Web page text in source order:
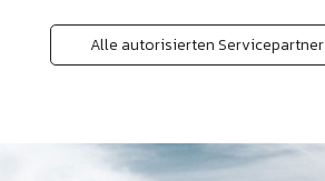
Alle autorisierten Servicepartner